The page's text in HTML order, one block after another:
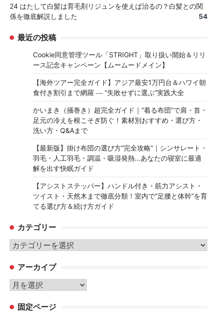
24 はたして白髪は育毛剤リジュンを使えば治るの？白髪との関
係を徹底解説しました
54
最近の投稿
Cookie同意管理ツール「STRIGHT」取り扱い開始＆リリ
ース記念キャンペーン【ムームードメイン】
【海外ツアー完全ガイド】アジア最安1万円台＆ハワイ朝
食付き割引まで網羅 ― “失敗せずに選ぶ”実践大全
かいまき（掻巻き）超完全ガイド｜“着る布団”で肩・首・
足元の冷えを根こそぎ防ぐ！素材別おすすめ・選び方・
洗い方・Q&Aまで
【最新版】掛け布団の選び方“完全攻略”｜シンサレート・
羽毛・人工羽毛・調温・吸湿発熱…あなたの寝室に最適
解を出す快眠ガイド
【アシストステッパー】ハンドル付き・筋力アシスト・
ツイスト・天然木まで徹底分類！室内で“足腰と体幹”を育
てる選び方＆続け方ガイド
カテゴリー
カ
ゴ
リ
ー
アーカイブ
ア
カ 固定ページ